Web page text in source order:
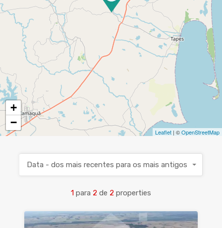
+
−
Leaflet | ©OpenStreetMap
1 para 2 de 2 properties
Data - dos mais recentes para os mais antigos